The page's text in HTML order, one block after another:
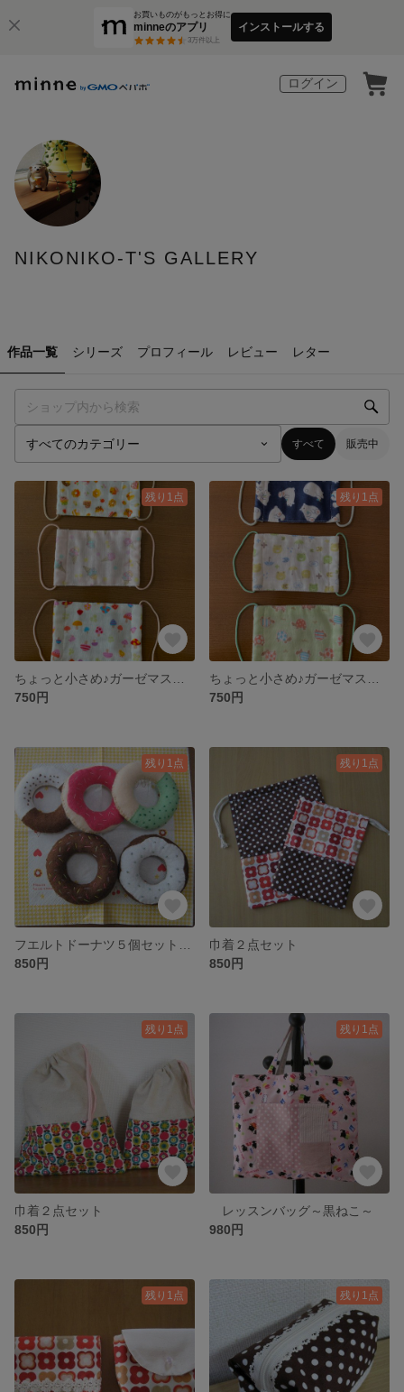
お買いものがもっとお得に
minneのアプリ
3万件以上
インストールする
ログイン
NIKONIKO-T'S GALLERY
作品一覧 シリーズ プロフィール レビュー レター
すべて 販売中
残り1点
750円
残り1点
750円
残り1点
850円
残り1点
巾着２点セット
850円
残り1点
巾着２点セット
850円
残り1点
レッスンバッグ～黒ねこ～
980円
残り1点 残り1点